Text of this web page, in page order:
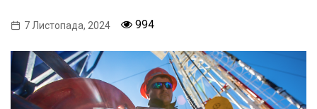
7 Листопада, 2024 994